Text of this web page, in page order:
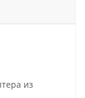
из